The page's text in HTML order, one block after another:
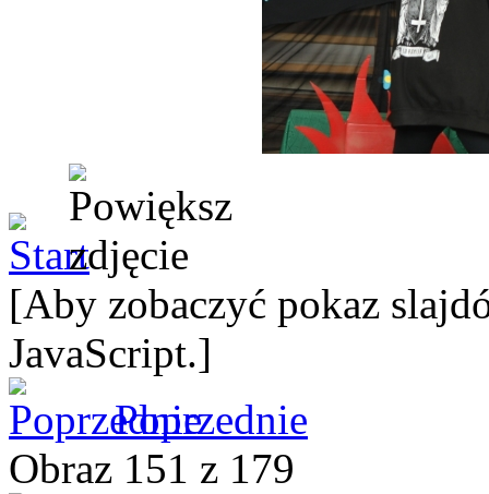
[Aby zobaczyć pokaz
JavaScript.]
Poprzednie
Obraz 151 z 179